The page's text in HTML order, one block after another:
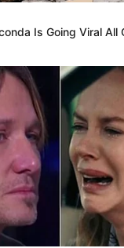
าสนใจ
Is Going Viral All